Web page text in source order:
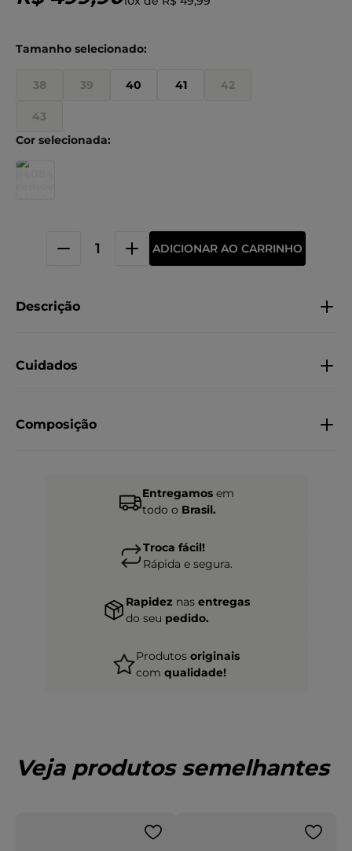
38 39 40 41 42
43
ADICIONAR AO CARRINHO
Descrição
Cuidados
Composição
Entregamosem
todo o Brasil.
Troca fácil!
Rápida e segura.
Rapidez nas entregas
do seu pedido.
Produtos originais
com qualidade!
Veja produtos semelhantes